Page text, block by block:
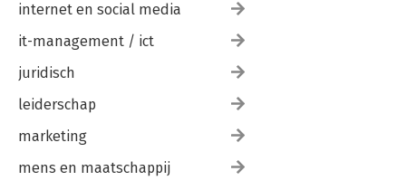
internet en social media
it-management / ict
juridisch
leiderschap
marketing
mens en maatschappij